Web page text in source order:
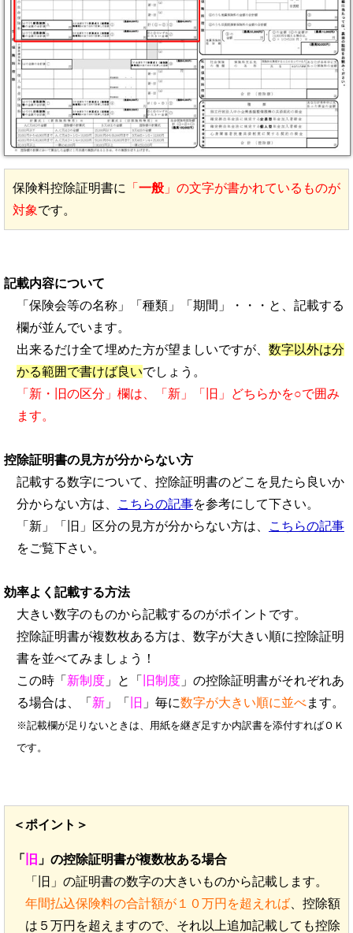
保険料控除証明書に 「 一般 」の文字が書かれているものが
対象です。
記載内容について
「保険会等の名称」「種類」「期間」・・・と、記載する
欄が並んでいます。
出来るだけ全て埋めた方が望ましいですが、 数字以外は分
かる範囲で書けば良いでしょう。
「新・旧の区分」欄は、「新」「旧」どちらかを○で囲み
ます。
控除証明書の見方が分からない方
記載する数字について、控除証明書のどこを見たら良いか
分からない方は、
こちらの記事を参考にして下さい。
「新」「旧」区分の見方が分からない方は、
こちらの記事
をご覧下さい。
効率よく記載する方法
大きい数字のものから記載するのがポイントです。
控除証明書が複数枚ある方は、数字が大きい順に控除証明
書を並べてみましょう！
この時「 新制度 」と「 旧制度 」の控除証明書がそれぞれあ
る場合は、「 新 」「 旧 」毎に数字が大きい順に並べます。
※記載欄が足りないときは、用紙を継ぎ足すか内訳書を添付すればＯＫ
です。
＜ポイント＞
「 旧 」の控除証明書が複数枚ある場合
「旧」の証明書の数字の大きいものから記載します。
年間払込保険料の合計額が１０万円を超えれば 、控除額
は５万円を超えますので、それ以上追加記載しても控除